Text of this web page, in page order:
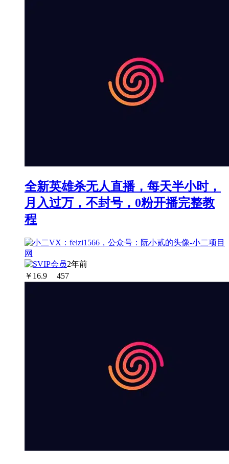
全新英雄杀无人直播，每天半小时，
月入过万，不封号，0粉开播完整教
程
2年前
￥ 16.9 457